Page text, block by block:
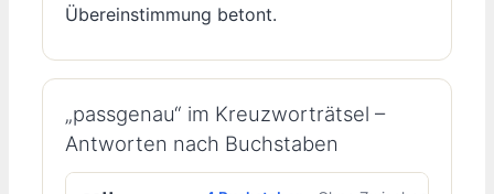
Übereinstimmung betont.
„passgenau“ im Kreuzworträtsel –
Antworten nach Buchstaben